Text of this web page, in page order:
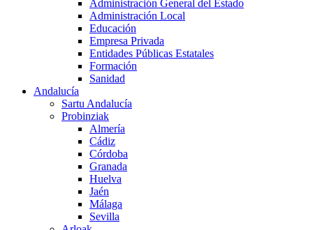
Administración General del Estado
Administración Local
Educación
Empresa Privada
Entidades Públicas Estatales
Formación
Sanidad
Andalucía
Sartu Andalucía
Probinziak
Almería
Cádiz
Córdoba
Granada
Huelva
Jaén
Málaga
Sevilla